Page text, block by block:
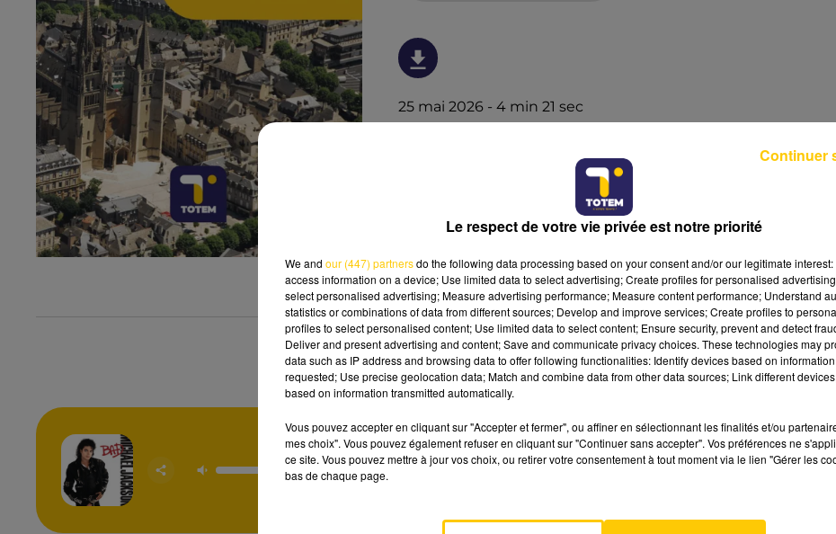
25 mai 2026 - 4 min 21 sec
The Way You
Make Me Feel
MICHAEL
AVEYRON NORD
Le respect de votre vie privée est notre priorité
We and our (447) partnersdo the following data processing based on your consent and/or our legitimate
access information on a device; Use limited data to select advertising; Create profiles for personalised
select personalised advertising; Measure advertising performance; Measure content performance; Understand
statistics or combinations of data from different sources; Develop and improve services; Create profiles to
profiles to select personalised content; Use limited data to select content; Ensure security, prevent and detect
Deliver and present advertising and content; Save and communicate privacy choices. These technologies may
data such as IP address and browsing data to offer following functionalities: Identify devices based on
requested; Use precise geolocation data; Match and combine data from other data sources; Link different
based on information transmitted automatically.
Vous pouvez accepter en cliquant sur "Accepter et fermer", ou affiner en sélectionnant les finalités et/ou
mes choix". Vous pouvez également refuser en cliquant sur "Continuer sans accepter". Vos préférences ne
ce site. Vous pouvez mettre à jour vos choix, ou retirer votre consentement à tout moment via le lien "Gérer les
bas de chaque page.
Continuer